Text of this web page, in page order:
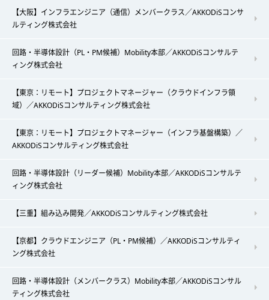
【大阪】インフラエンジニア（通信）メンバークラス／AKKODiSコンサ
ルティング株式会社
回路・半導体設計（PL・PM候補）Mobility本部／AKKODiSコンサルテ
ィング株式会社
【東京：リモート】プロジェクトマネージャー（クラウドインフラ領
域）／AKKODiSコンサルティング株式会社
【東京：リモート】プロジェクトマネージャー（インフラ基盤構築）／
AKKODiSコンサルティング株式会社
回路・半導体設計（リーダー候補）Mobility本部／AKKODiSコンサルテ
ィング株式会社
【三重】組み込み開発／AKKODiSコンサルティング株式会社
【京都】クラウドエンジニア（PL・PM候補）／AKKODiSコンサルティ
ング株式会社
回路・半導体設計（メンバークラス）Mobility本部／AKKODiSコンサル
ティング株式会社